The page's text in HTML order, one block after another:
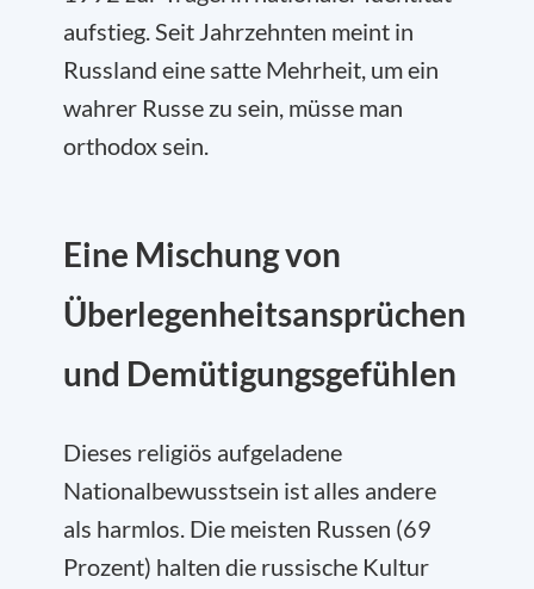
aufstieg. Seit Jahrzehnten meint in
Russland eine satte Mehrheit, um ein
wahrer Russe zu sein, müsse man
orthodox sein.
Eine Mischung von
Überlegenheitsansprüchen
und Demütigungsgefühlen
Dieses religiös aufgeladene
Nationalbewusstsein ist alles andere
als harmlos. Die meisten Russen (69
Prozent) halten die russische Kultur